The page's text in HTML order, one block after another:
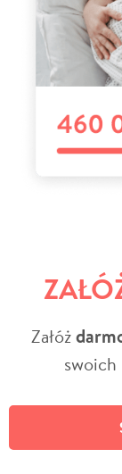
Załóż